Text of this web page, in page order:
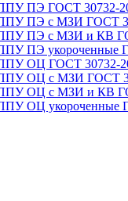
ПЭ ГОСТ 30732-
ПЭ с МЗИ ГОСТ
ППУ ПЭ с МЗИ и КВ
ПЭ укороченные
ОЦ ГОСТ 30732-
ППУ ОЦ с МЗИ ГОСТ
ППУ ОЦ с МЗИ и КВ
ОЦ укороченные